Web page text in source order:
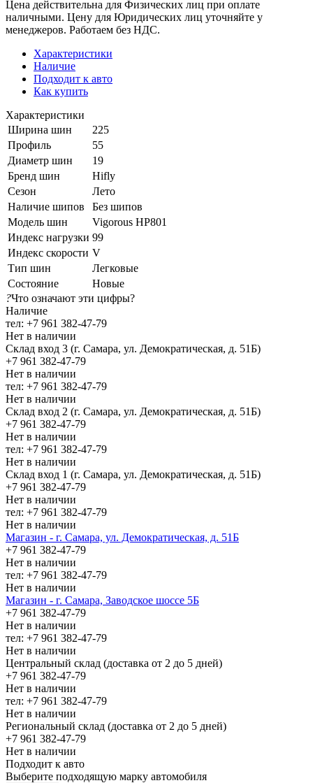
Цена действительна для Физических лиц при оплате
наличными. Цену для Юридических лиц уточняйте у
менеджеров. Работаем без НДС.
Характеристики
Наличие
Подходит к авто
Как купить
Характеристики
Ширина шин
225
Профиль
55
Диаметр шин
19
Бренд шин
Hifly
Сезон
Лето
Наличие шипов
Без шипов
Модель шин
Vigorous HP801
Индекс нагрузки 99
Индекс скорости V
Тип шин
Легковые
Состояние
Новые
?Что означают эти цифры?
Наличие
тел: +7 961 382-47-79
Нет в наличии
Склад вход 3 (г. Самара, ул. Демократическая, д. 51Б)
+7 961 382-47-79
Нет в наличии
тел: +7 961 382-47-79
Нет в наличии
Склад вход 2 (г. Самара, ул. Демократическая, д. 51Б)
+7 961 382-47-79
Нет в наличии
тел: +7 961 382-47-79
Нет в наличии
Склад вход 1 (г. Самара, ул. Демократическая, д. 51Б)
+7 961 382-47-79
Нет в наличии
тел: +7 961 382-47-79
Нет в наличии
Магазин - г. Самара, ул. Демократическая, д. 51Б
+7 961 382-47-79
Нет в наличии
тел: +7 961 382-47-79
Нет в наличии
Магазин - г. Самара, Заводское шоссе 5Б
+7 961 382-47-79
Нет в наличии
тел: +7 961 382-47-79
Нет в наличии
Центральный склад (доставка от 2 до 5 дней)
+7 961 382-47-79
Нет в наличии
тел: +7 961 382-47-79
Нет в наличии
Региональный склад (доставка от 2 до 5 дней)
+7 961 382-47-79
Нет в наличии
Подходит к авто
Выберите подходящую марку автомобиля